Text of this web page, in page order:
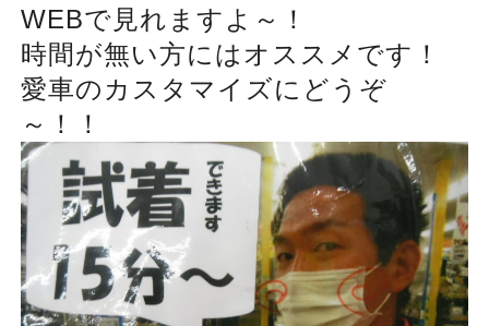
WEBで見れますよ～！
時間が無い方にはオススメです！
愛車のカスタマイズにどうぞ
～！！